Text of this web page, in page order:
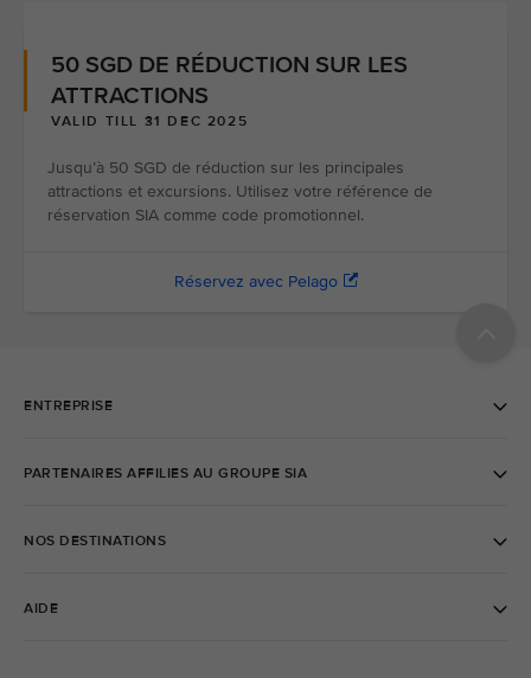
50 SGD DE RÉDUCTION SUR LES
ATTRACTIONS
VALID TILL 31 DEC 2025
Jusqu’à 50 SGD de réduction sur les principales
attractions et excursions. Utilisez votre référence de
réservation SIA comme code promotionnel.
Réservez avec Pelago